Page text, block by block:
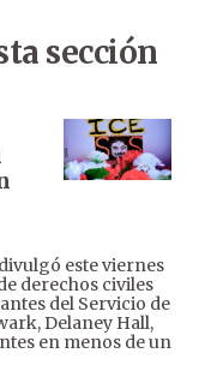
sección
este viernes
derechos civiles
del Servicio de
Delaney Hall,
en menos de un